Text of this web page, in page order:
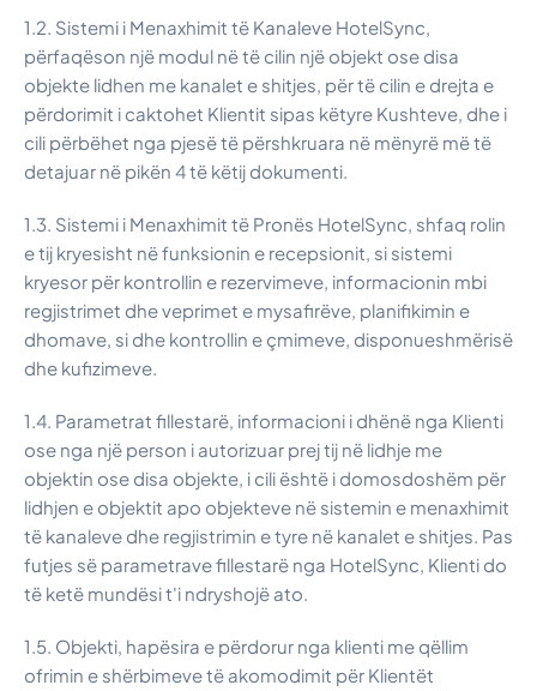
1.2. Sistemi i Menaxhimit të Kanaleve HotelSync,
përfaqëson një modul në të cilin një objekt ose disa
objekte lidhen me kanalet e shitjes, për të cilin e drejta e
përdorimit i caktohet Klientit sipas këtyre Kushteve, dhe i
cili përbëhet nga pjesë të përshkruara në mënyrë më të
detajuar në pikën 4 të këtij dokumenti.
1.3. Sistemi i Menaxhimit të Pronës HotelSync, shfaq rolin
e tij kryesisht në funksionin e recepsionit, si sistemi
kryesor për kontrollin e rezervimeve, informacionin mbi
regjistrimet dhe veprimet e mysafirëve, planifikimin e
dhomave, si dhe kontrollin e çmimeve, disponueshmërisë
dhe kufizimeve.
1.4. Parametrat fillestarë, informacioni i dhënë nga Klienti
ose nga një person i autorizuar prej tij në lidhje me
objektin ose disa objekte, i cili është i domosdoshëm për
lidhjen e objektit apo objekteve në sistemin e menaxhimit
të kanaleve dhe regjistrimin e tyre në kanalet e shitjes. Pas
futjes së parametrave fillestarë nga HotelSync, Klienti do
të ketë mundësi t'i ndryshojë ato.
1.5. Objekti, hapësira e përdorur nga klienti me qëllim
ofrimin e shërbimeve të akomodimit për Klientët